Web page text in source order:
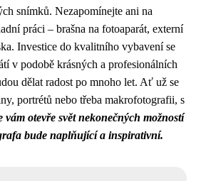
snímků. Nezapomínejte ani na
práci – brašna na fotoaparát, externí
Investice do kvalitního vybavení se
v podobě krásných a profesionálních
dělat radost po mnoho let. Ať už se
portrétů nebo třeba makrofotografii, s
vám otevře svět nekonečných možností
bude naplňující a inspirativní.